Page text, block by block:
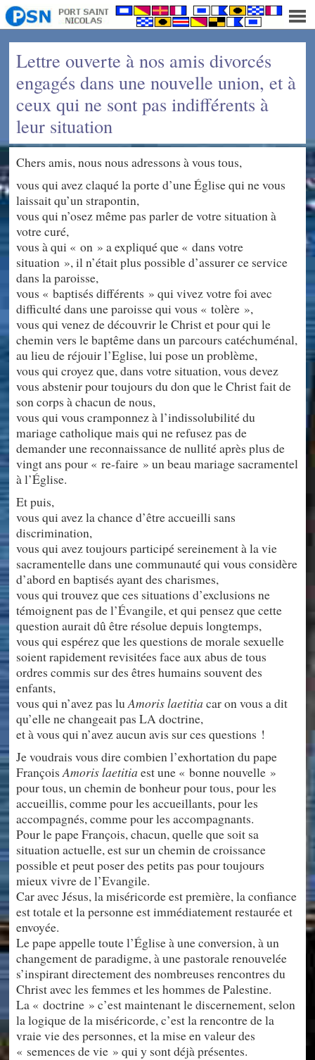
Lettre ouverte à nos amis divorcés
engagés dans une nouvelle union, et à
ceux qui ne sont pas indifférents à
leur situation
Chers amis, nous nous adressons à vous tous,
vous qui avez claqué la porte d’une Église qui ne vous
laissait qu’un strapontin,
vous qui n’osez même pas parler de votre situation à
votre curé,
vous à qui « on » a expliqué que « dans votre
situation », il n’était plus possible d’assurer ce service
dans la paroisse,
vous « baptisés différents » qui vivez votre foi avec
difficulté dans une paroisse qui vous « tolère »,
vous qui venez de découvrir le Christ et pour qui le
chemin vers le baptême dans un parcours catéchuménal,
au lieu de réjouir l’Eglise, lui pose un problème,
vous qui croyez que, dans votre situation, vous devez
vous abstenir pour toujours du don que le Christ fait de
son corps à chacun de nous,
vous qui vous cramponnez à l’indissolubilité du
mariage catholique mais qui ne refusez pas de
demander une reconnaissance de nullité après plus de
vingt ans pour « re-faire » un beau mariage sacramentel
à l’Église.
Et puis,
vous qui avez la chance d’être accueilli sans
discrimination,
vous qui avez toujours participé sereinement à la vie
sacramentelle dans une communauté qui vous considère
d’abord en baptisés ayant des charismes,
vous qui trouvez que ces situations d’exclusions ne
témoignent pas de l’Évangile, et qui pensez que cette
question aurait dû être résolue depuis longtemps,
vous qui espérez que les questions de morale sexuelle
soient rapidement revisitées face aux abus de tous
ordres commis sur des êtres humains souvent des
enfants,
vous qui n’avez pas luAmoris laetitia car on vous a dit
qu’elle ne changeait pas LA doctrine,
et à vous qui n’avez aucun avis sur ces questions !
Je voudrais vous dire combien l’exhortation du pape
FrançoisAmoris laetitia est une « bonne nouvelle »
pour tous, un chemin de bonheur pour tous, pour les
accueillis, comme pour les accueillants, pour les
accompagnés, comme pour les accompagnants.
Pour le pape François, chacun, quelle que soit sa
situation actuelle, est sur un chemin de croissance
possible et peut poser des petits pas pour toujours
mieux vivre de l’Evangile.
Car avec Jésus, la miséricorde est première, la confiance
est totale et la personne est immédiatement restaurée et
envoyée.
Le pape appelle toute l’Église à une conversion, à un
changement de paradigme, à une pastorale renouvelée
s’inspirant directement des nombreuses rencontres du
Christ avec les femmes et les hommes de Palestine.
La « doctrine » c’est maintenant le discernement, selon
la logique de la miséricorde, c’est la rencontre de la
vraie vie des personnes, et la mise en valeur des
« semences de vie » qui y sont déjà présentes.